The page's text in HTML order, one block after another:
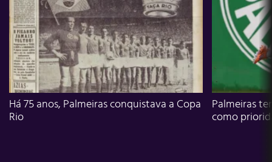
Há 75 anos, Palmeiras conquistava a Copa
Rio
Palmeiras
como